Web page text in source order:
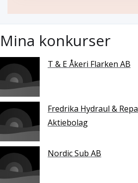
Mina konkurser
T & E Åkeri Flarken AB
Fredrika Hydraul &
Aktiebolag
Nordic Sub AB